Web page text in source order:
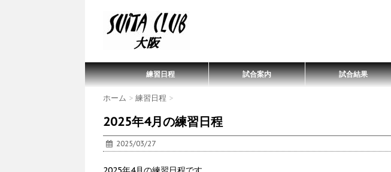
練習日程 試合案内 試合結果
ホーム > 練習日程 >
2025年4月の練習日程
2025/03/27